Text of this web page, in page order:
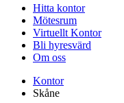
Hitta kontor
Mötesrum
Virtuellt Kontor
Bli hyresvärd
Om oss
Kontor
Skåne